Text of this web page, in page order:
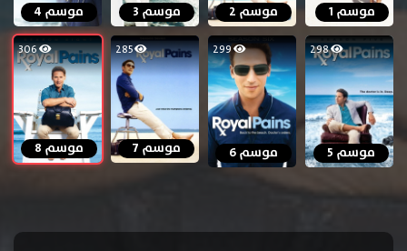
موسم 1 موسم 2 موسم 3 موسم 4
298
موسم 5
299
موسم 6
285
موسم 7
306
موسم 8